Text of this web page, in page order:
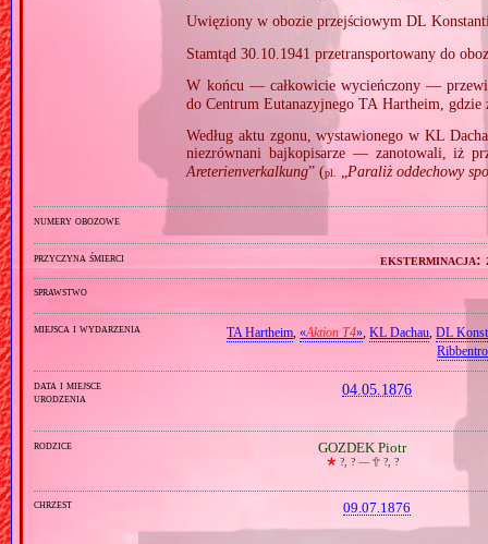
Uwięziony w obozie przejściowym DL
Stamtąd 30.10.1941 przetransportowany do
W końcu — całkowicie wycieńczony —
do Centrum Eutanazyjnego TA Hartheim, gdzie
Według aktu zgonu, wystawionego w KL
niezrównani bajkopisarze — zanotowali, iż
Areterienverkalkung” (pl. Paraliż oddechowy
numery obozowe
przyczyna śmierci eksterminacja:
sprawstwo
miejsca i wydarzenia TA Hartheim,«Aktion T4»,KL Dachau,DL
data i miejsce
urodzenia
04.05.1876
rodzice GOZDEK Piotr
🞲 ?, ? — 🕆?, ?
chrzest 09.07.1876